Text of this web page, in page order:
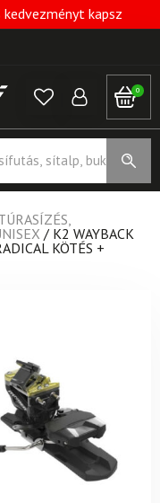
kapsz
0
/ K2 WAYBACK
KÖTÉS +